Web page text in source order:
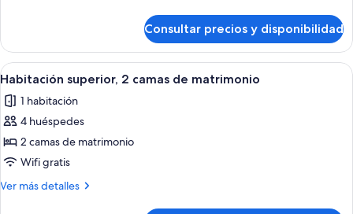
de
matrimonio
grande
Deluxe,
cama
matrimonio
grande
Consultar precios y disponibilidad
Abrir
todas
las
fotos
de
Habitación
superior,
Habitación de hotel con dos camas,
3
Habitación superior, 2 camas de matrimonio
1 habitación
4 huéspedes
2 camas de matrimonio
Wifi gratis
Ver más detalles
Más